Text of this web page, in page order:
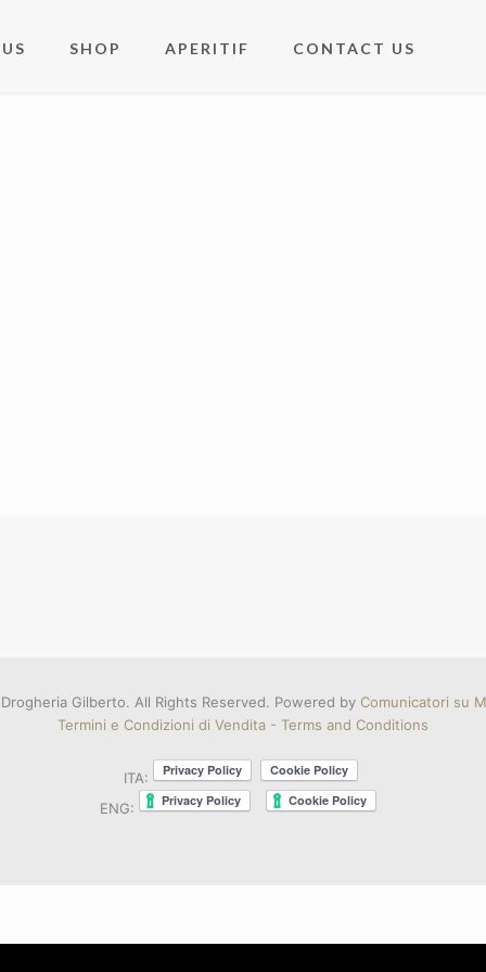
SHOP APERITIF CONTACT US
Gilberto. All Rights Reserved. Powered by Comunicatori su
Termini e Condizioni di Vendita - Terms and Conditions
ITA:
ENG: